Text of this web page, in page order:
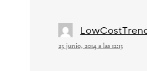
23 junio, 2014 a las 12:13